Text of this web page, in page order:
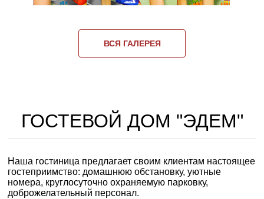
ВСЯ ГАЛЕРЕЯ
ГОСТЕВОЙ ДОМ "ЭДЕМ"
Наша гостиница предлагает своим клиентам настоящее
гостеприимство: домашнюю обстановку, уютные
номера, круглосуточно охраняемую парковку,
доброжелательный персонал.